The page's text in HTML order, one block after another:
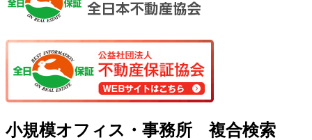
小規模オフィス・事務所 複合検索